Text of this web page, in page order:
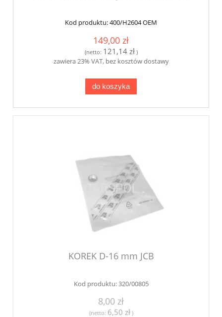
Kod produktu:400/H2604 OEM
149,00 zł
(netto: 121,14 zł)
zawiera 23% VAT, bez kosztów dostawy
do koszyka
KOREK D-16 mm JCB
Kod produktu:320/00805
8,00 zł
(netto: 6,50 zł)